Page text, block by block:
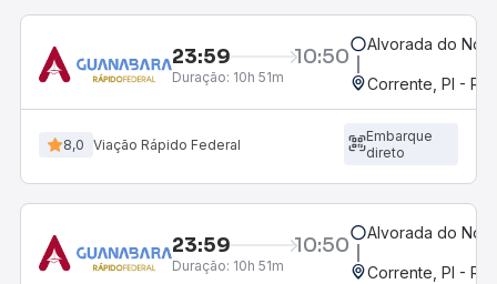
23:59 10:50
Duração: 10h 51m
Alvorada do
Corrente, PI -
8,0 Viação Rápido Federal
Embarque
direto
23:59 10:50
Duração: 10h 51m
Alvorada do
Corrente, PI -